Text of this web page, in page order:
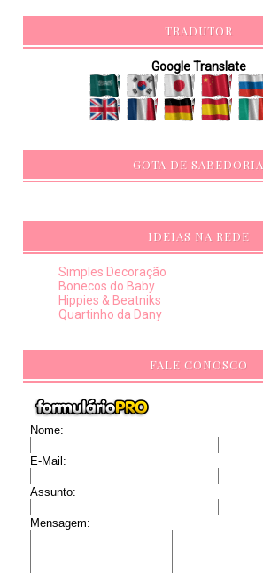
TRADUTOR
Google Translate
GOTA DE SABEDORIA
IDEIAS NA REDE
Simples Decoração
Bonecos do Baby
Hippies & Beatniks
Quartinho da Dany
FALE CONOSCO
Nome:
E-Mail:
Assunto:
Mensagem: